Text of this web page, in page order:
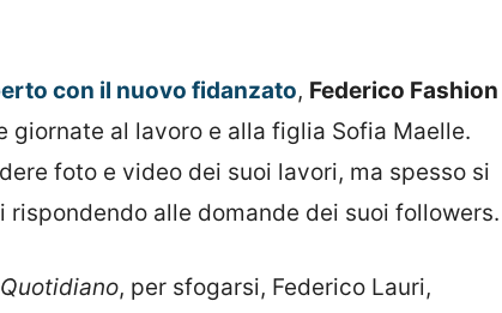
con il nuovo fidanzato, Federico Fashion
giornate al lavoro e alla figlia Sofia Maelle.
foto e video dei suoi lavori, ma spesso si
alle domande dei suoi followers.
, per sfogarsi, Federico Lauri,